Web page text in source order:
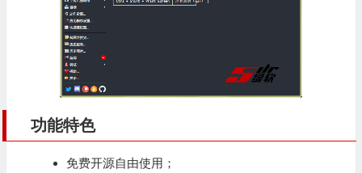
功能特色
免费开源自由使用；